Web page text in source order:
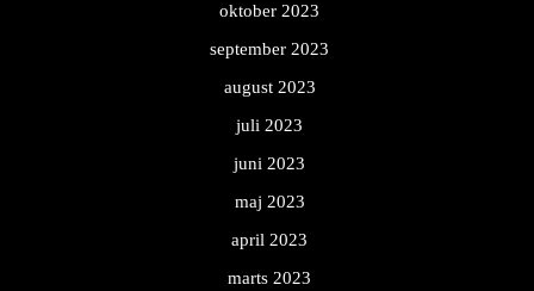
oktober 2023
september 2023
august 2023
juli 2023
juni 2023
maj 2023
april 2023
marts 2023